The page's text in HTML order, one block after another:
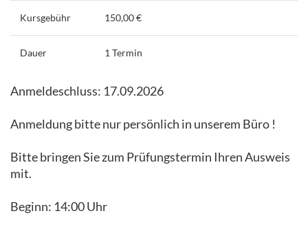
Kursgebühr 150,00 €
Dauer 1 Termin
Anmeldeschluss: 17.09.2026
Anmeldung bitte nur persönlich in unserem Büro !
Bitte bringen Sie zum Prüfungstermin Ihren Ausweis
mit.
Beginn: 14:00 Uhr